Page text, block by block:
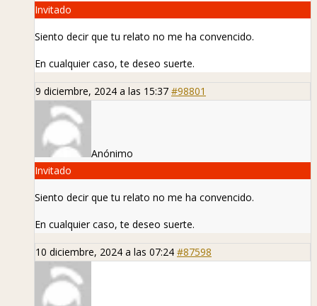
Invitado
Siento decir que tu relato no me ha convencido.
En cualquier caso, te deseo suerte.
9 diciembre, 2024 a las 15:37 #98801
Anónimo
Invitado
Siento decir que tu relato no me ha convencido.
En cualquier caso, te deseo suerte.
10 diciembre, 2024 a las 07:24 #87598